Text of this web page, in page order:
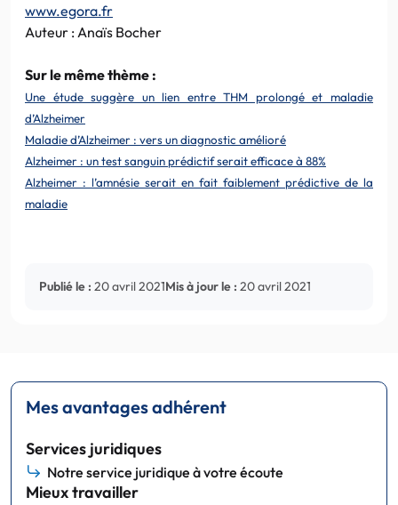
www.egora.fr
Auteur : Anaïs Bocher
Sur le même thème :
Une étude suggère un lien entre THM prolongé et maladie
d’Alzheimer
Maladie d’Alzheimer : vers un diagnostic amélioré
Alzheimer : un test sanguin prédictif serait efficace à 88%
Alzheimer : l’amnésie serait en fait faiblement prédictive de la
maladie
Publié le : 20 avril 2021Mis à jour le : 20 avril 2021
Mes avantages adhérent
Services juridiques
Notre service juridique à votre écoute
Mieux travailler